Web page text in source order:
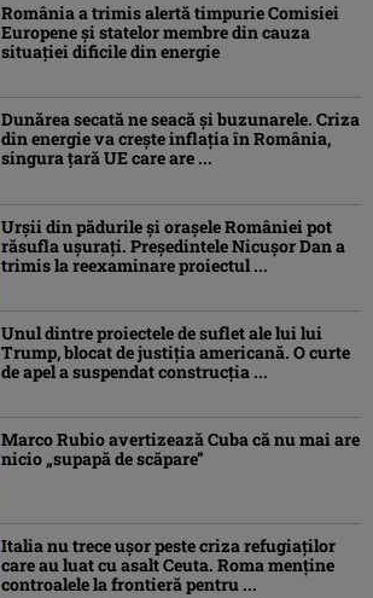
România a trimis alertă timpurie Comisiei
Europene și statelor membre din cauza
situației dificile din energie
Dunărea secată ne seacă și buzunarele. Criza
din energie va crește inflația în România,
singura țară UE care are ...
Urșii din pădurile și orașele României pot
răsufla ușurați. Președintele Nicușor Dan a
trimis la reexaminare proiectul ...
Unul dintre proiectele de suflet ale lui lui
Trump, blocat de justiția americană. O curte
de apel a suspendat construcția ...
Marco Rubio avertizează Cuba că nu mai are
nicio „supapă de scăpare”
Italia nu trece ușor peste criza refugiaților
care au luat cu asalt Ceuta. Roma menține
controalele la frontieră pentru ...